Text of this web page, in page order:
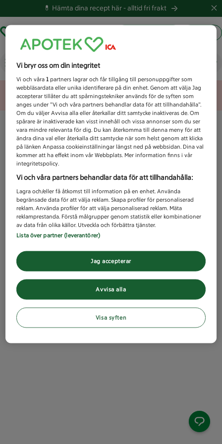
💊 Hämta dina recept här -alltid fri frakt
Vad letar du efter idag?
Unknown error
Vi bryr oss om din integritet
Vi och våra1 partners lagrar och får tillgång till personuppgifter som
webbläsardata eller unika identifierare på din enhet. Genom att välja Jag
accepterar tillåter du att spårningstekniker används för de syften som
anges under ”Vi och våra partners behandlar data för att tillhandahålla”.
Om du väljer Avvisa alla eller återkallar ditt samtycke inaktiveras de. Om
spårare är inaktiverade kan visst innehåll och vissa annonser som du ser
vara mindre relevanta för dig. Du kan återkomma till denna meny för att
ändra dina val eller återkalla ditt samtycke när som helst genom att klicka
på länken Anpassa cookieinställningar längst ned på webbsidan. Dina val
kommer att ha effekt inom vår Webbplats. Mer information finns i vår
integritetspolicy.
Vi och våra partners behandlar data för att tillhandahålla:
Lagra och/eller få åtkomst till information på en enhet. Använda
begränsade data för att välja reklam. Skapa profiler för personaliserad
reklam. Använda profiler för att välja personaliserad reklam. Mäta
reklamprestanda. Förstå målgrupper genom statistik eller kombinationer
av data från olika källor. Utveckla och förbättra tjänster.
Lista över partner (leverantörer)
Avvisa alla
Jag accepterar
Visa syften